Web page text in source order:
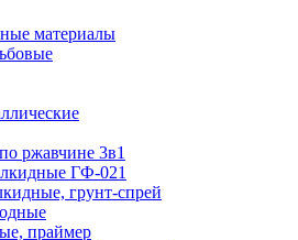
материалы
ржавчине 3в1
ГФ-021
грунт-спрей
праймер